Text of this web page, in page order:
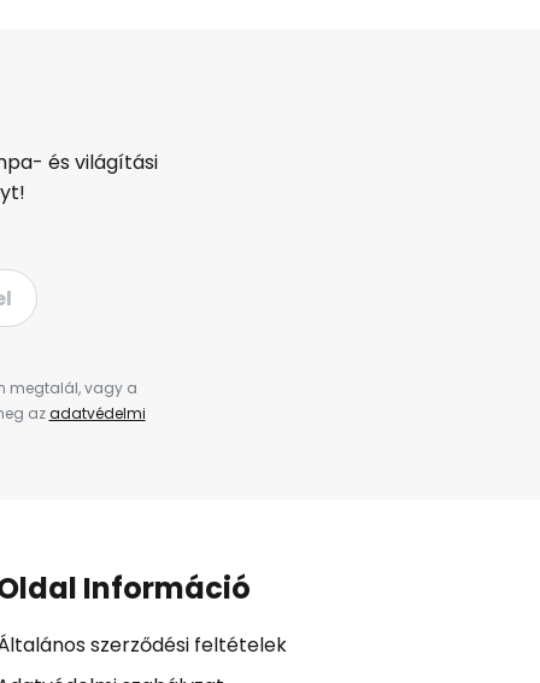
és világítási
megtalál, vagy a
azadatvédelmi
Információ
szerződési feltételek